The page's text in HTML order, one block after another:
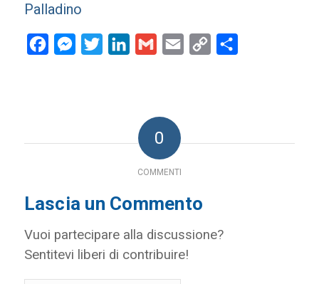
Palladino
FacebookMessenger
Twitter LinkedInGmail Email
Copy
0
COMMENTI
Lascia un Commento
Vuoi partecipare alla discussione?
Sentitevi liberi di contribuire!